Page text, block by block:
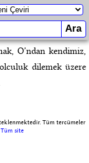
O’ndan kendimiz,
dilemek üzere
Tüm tercümeler
Tüm site